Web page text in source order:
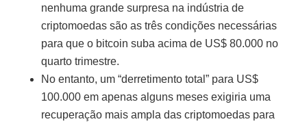
nenhuma grande surpresa na indústria de
criptomoedas são as três condições necessárias
para que o bitcoin suba acima de US$ 80.000 no
quarto trimestre.
No entanto, um “derretimento total” para US$
100.000 em apenas alguns meses exigiria uma
recuperação mais ampla das criptomoedas para